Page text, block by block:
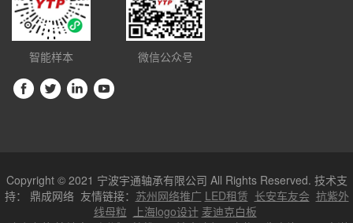
智能样本 微信公众号
Copyright © 2021 宁波宇通轴承有限公司 All Rights Reserved. 技术支
持： 鼎成网络友情链接： 苏州网络推广 LED租赁 长安车友会 抗紫外
线母粒
上海logo设计 麦迪克白板